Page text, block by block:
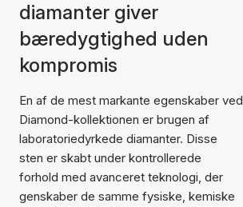
diamanter giver
bæredygtighed uden
kompromis
En af de mest markante egenskaber ved
Diamond-kollektionen er brugen af
laboratoriedyrkede diamanter. Disse
sten er skabt under kontrollerede
forhold med avanceret teknologi, der
genskaber de samme fysiske, kemiske